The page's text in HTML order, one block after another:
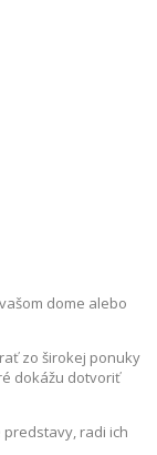
dome alebo
zo širokej ponuky
dokážu dotvoriť
radi ich